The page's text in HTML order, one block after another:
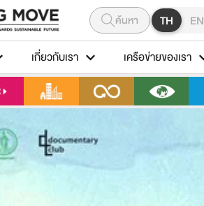
ค้นหา TH EN
เกี่ยวกับเรา เครือข่ายของเรา